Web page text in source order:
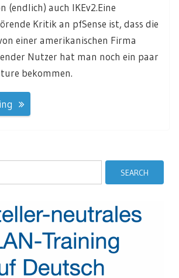
(endlich) auch IKEv2.Eine
Kritik an pfSense ist, dass die
einer amerikanischen Firma
Nutzer hat man noch ein paar
bekommen.